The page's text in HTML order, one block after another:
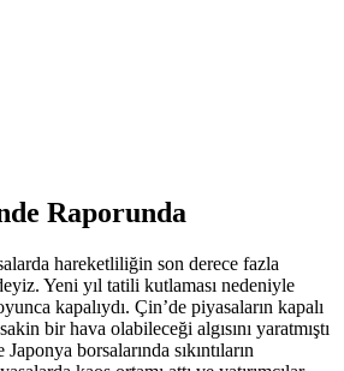
Raporunda
hareketliliğin son derece fazla
Yeni yıl tatili kutlaması nedeniyle
kapalıydı. Çin’de piyasaların kapalı
bir hava olabileceği algısını yaratmıştı
borsalarında sıkıntıların